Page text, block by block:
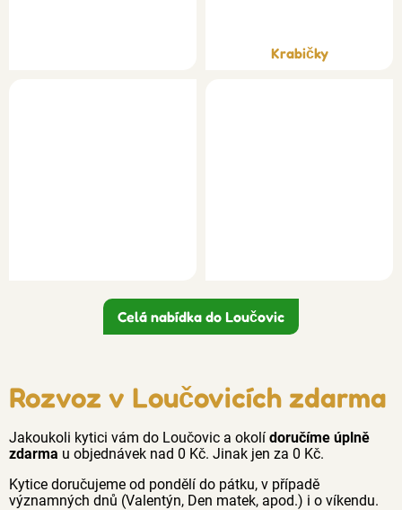
Krabičky
Celá nabídka do Loučovic
Rozvoz v Loučovicích zdarma
Jakoukoli kytici vám do Loučovic a okolí doručíme úplně
zdarma u objednávek nad 0 Kč. Jinak jen za 0 Kč.
Kytice doručujeme od pondělí do pátku, v případě
významných dnů (Valentýn, Den matek, apod.) i o víkendu.